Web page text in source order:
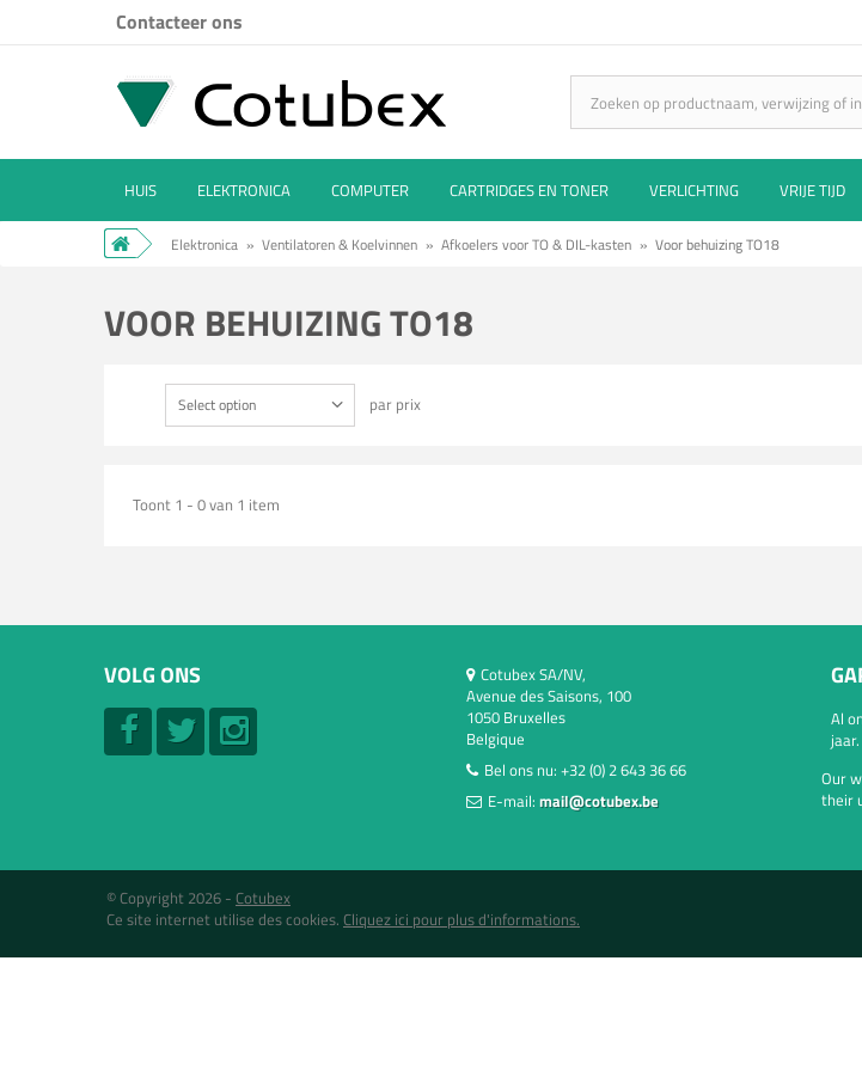
Contacteer ons
HUIS ELEKTRONICA COMPUTER CARTRIDGES EN TONER VERLICHTING VRIJE TIJD
Elektronica » Ventilatoren & Koelvinnen » Afkoelers voor TO & DIL-kasten » Voor behuizing TO18
VOOR BEHUIZING TO18
Select option par prix
Toont 1 - 0 van 1 item
VOLG ONS
Al
jaar.
Cotubex SA/NV,
Avenue des Saisons, 100
1050 Bruxelles
Belgique
Bel ons nu: +32 (0) 2 643 36 66
E-mail: mail@cotubex.be
Our
their
© Copyright 2026 - Cotubex
Ce site internet utilise des cookies. Cliquez ici pour plus d'informations.